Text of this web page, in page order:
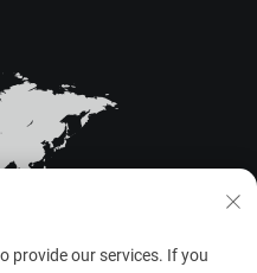
provide our services. If you